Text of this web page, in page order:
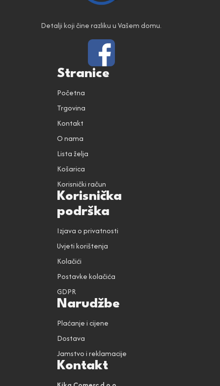
Detalji koji čine razliku u Vašem domu.
Stranice
Početna
Trgovina
Kontakt
O nama
Lista želja
Košarica
Korisnički račun
Korisnička
podrška
Izjava o privatnosti
Uvjeti korištenja
Kolačići
Postavke kolačića
GDPR
Narudžbe
Plaćanje i cijene
Dostava
Jamstvo i reklamacije
Kontakt